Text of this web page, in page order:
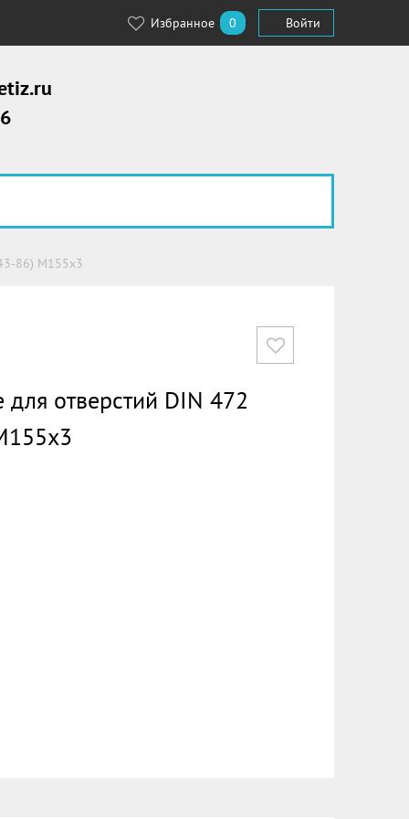
Избранное 0 Войти
86) М155х3
для отверстий DIN 472